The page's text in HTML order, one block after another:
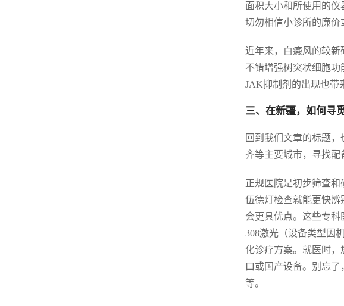
面积大小和所使用的仪
切勿相信小诊所的廉价
近年来，白癜风的较新
不错增强树突状细胞功
JAK抑制剂的出现也带
三、在新疆，如何寻
回到我们文章的标题
齐等主要城市，寻找配
正规医院是初步筛查
伍德灯检查就能更快
会更具优点。这些专
308激光（设备类型因
化诊疗方案。就医时
口或国产设备。别忘
等。